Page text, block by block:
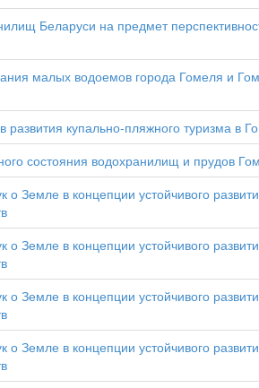
Беларуси на предмет
малых водоемов города Гомеля и
развития купально-пляжного туризма в
состояния водохранилищ и прудов
о Земле в концепции устойчивого
о Земле в концепции устойчивого
о Земле в концепции устойчивого
о Земле в концепции устойчивого